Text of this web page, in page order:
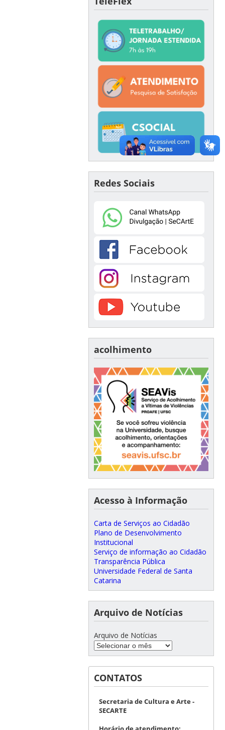
Redes Sociais
acolhimento
Acesso à Informação
Carta de Serviços ao Cidadão
Plano de Desenvolvimento
Institucional
Serviço de informação ao Cidadão
Transparência Pública
Universidade Federal de Santa
Catarina
Arquivo de Notícias
Arquivo de Notícias
CONTATOS
Secretaria de Cultura e Arte -
SECARTE